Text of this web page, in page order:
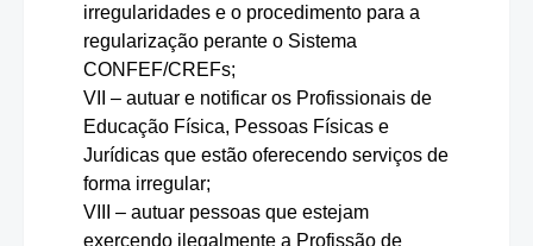
irregularidades e o procedimento para a
regularização perante o Sistema
CONFEF/CREFs;
VII – autuar e notificar os Profissionais de
Educação Física, Pessoas Físicas e
Jurídicas que estão oferecendo serviços de
forma irregular;
VIII – autuar pessoas que estejam
exercendo ilegalmente a Profissão de